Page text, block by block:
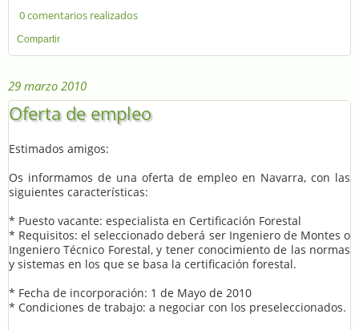
0 comentarios realizados
Compartir
29 marzo 2010
Oferta de empleo
Estimados amigos:
Os informamos de una oferta de empleo en Navarra, con las
siguientes características:
* Puesto vacante: especialista en Certificación Forestal
* Requisitos: el seleccionado deberá ser Ingeniero de Montes o
Ingeniero Técnico Forestal, y tener conocimiento de las normas
y sistemas en los que se basa la certificación forestal.
* Fecha de incorporación: 1 de Mayo de 2010
* Condiciones de trabajo: a negociar con los preseleccionados.